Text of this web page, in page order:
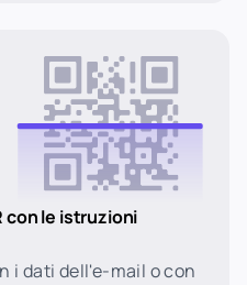
con le istruzioni
i dati dell'e-mail o con